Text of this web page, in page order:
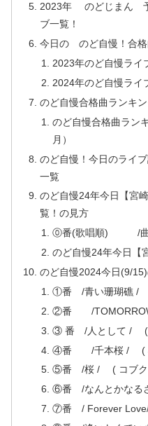
2023年 のどじまん 予
ブ一覧！
今日の のど自慢！合
2023年のど自慢ライ
2024年のど自慢ライ
のど自慢合格曲ランキ
のど自慢合格曲ラン
月）
のど自慢！今日のラ
一覧
のど自慢24年今日【宮
覧！の見方
⓪番(歌唱順) /
のど自慢24年今日【
のど自慢2024今日(9/
①番 /青い珊瑚礁
②番 /
③ 番 /人として / (
④番 /千本桜 / (
⑤番 /桜 / ( コブ
⑥番 /なんとかな
⑦番 / Forever